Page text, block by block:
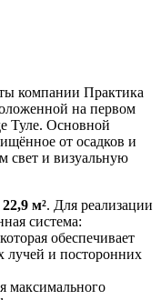
компании Практика
на первом
Туле. Основной
от осадков и
свет и визуальную
22,9 м². Для реализации
система:
обеспечивает
лучей и посторонних
максимального